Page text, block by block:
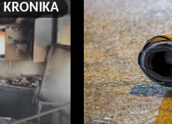
KRONIKA